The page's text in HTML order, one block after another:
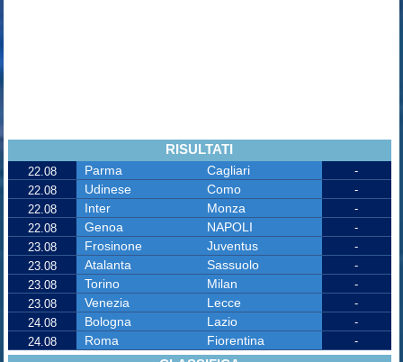
RISULTATI
22.08 Parma Cagliari
-
22.08
Udinese Como
-
22.08
Inter Monza
-
22.08
Genoa NAPOLI
-
23.08
Frosinone Juventus
-
23.08
Atalanta Sassuolo
-
23.08
Torino Milan
-
23.08
Venezia Lecce
-
24.08
Bologna Lazio
-
24.08
Roma Fiorentina -